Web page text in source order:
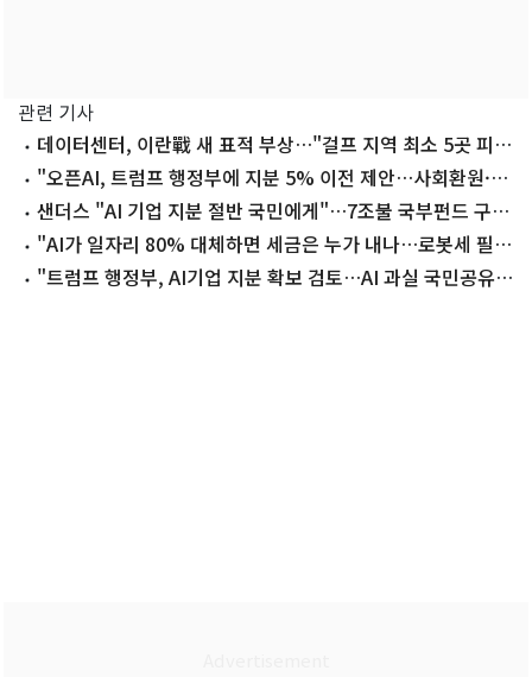
관련 기사
데이터센터, 이란戰 새 표적 부상…"걸프 지역 최소 5곳 피
격""오픈AI, 트럼프 행정부에 지분 5% 이전 제안…사회환원·규
제회피"
샌더스 "AI 기업 지분 절반 국민에게"…7조불 국부펀드 구상
파격 제안
"AI가 일자리 80% 대체하면 세금은 누가 내나…로봇세 필
요""트럼프 행정부, AI기업 지분 확보 검토…AI 과실 국민공유